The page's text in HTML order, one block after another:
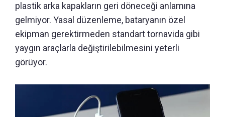
plastik arka kapakların geri döneceği anlamına
gelmiyor. Yasal düzenleme, bataryanın özel
ekipman gerektirmeden standart tornavida gibi
yaygın araçlarla değiştirilebilmesini yeterli
görüyor.